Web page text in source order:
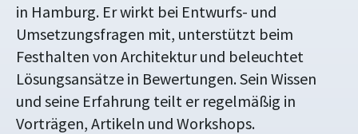
in Hamburg. Er wirkt bei Entwurfs- und
Umsetzungsfragen mit, unterstützt beim
Festhalten von Architektur und beleuchtet
Lösungsansätze in Bewertungen. Sein Wissen
und seine Erfahrung teilt er regelmäßig in
Vorträgen, Artikeln und Workshops.